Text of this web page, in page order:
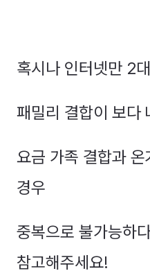
혹시나 인터넷만 2
패밀리 결합이 보다
요금 가족 결합과 온
경우
중복으로 불가능하
참고해주세요!